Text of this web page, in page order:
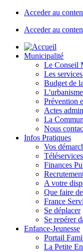
Acceder au
Acceder au
Municipalité
Le Conseil
Les
Budget de
L'urbanisme
Prévention
Actes
La
Nous
Infos Pratiques
Vos
Téléservices
Finances
A votre
Que faire
France
Se déplacer
Se repérer
Enfance-Jeunesse
Portail
La Petite